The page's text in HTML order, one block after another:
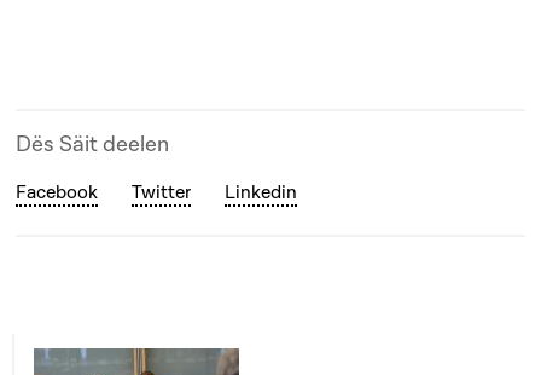
Dës Säit deelen
Facebook Twitter Linkedin